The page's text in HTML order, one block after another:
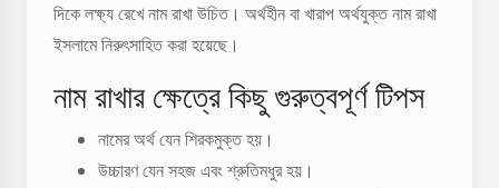
দিকে লক্ষ্য রেখে নাম রাখা উচিত। অর্থহীন বা খারাপ অর্থযুক্ত নাম রাখা
ইসলামে নিরুৎসাহিত করা হয়েছে।
নাম রাখার ক্ষেত্রে কিছু গুরুত্বপূর্ণ টিপস
নামের অর্থ যেন শিরকমুক্ত হয়।
উচ্চারণ যেন সহজ এবং শ্রুতিমধুর হয়।